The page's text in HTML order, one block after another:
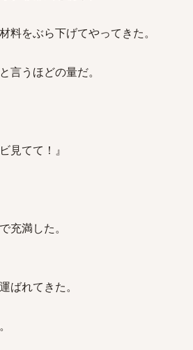
料をぶら下げてやってきた。
言うほどの量だ。
見てて！』
充満した。
ばれてきた。